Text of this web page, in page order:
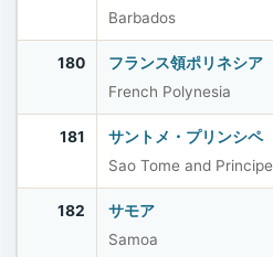
Barbados
180
フランス領ポリネシア
French Polynesia
181
サントメ・プリンシペ
Sao Tome and Principe
182
サモア
Samoa